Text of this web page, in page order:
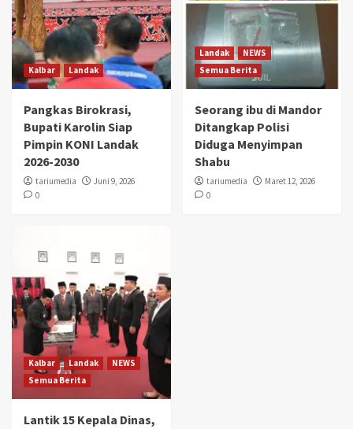
Kalbar Landak
Pangkas Birokrasi,
Bupati Karolin Siap
Pimpin KONI Landak
2026-2030
tariumedia
Juni 9, 2026
0
Landak
NEWS
Semua Berita
Seorang ibu di Mandor
Ditangkap Polisi
Diduga Menyimpan
Shabu
tariumedia
Maret 12, 2026
0
Kalbar Landak
NEWS
Semua Berita
Lantik 15 Kepala Dinas,